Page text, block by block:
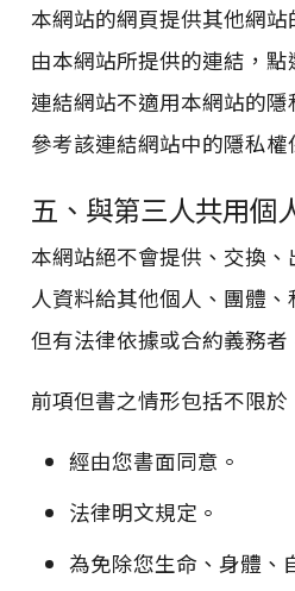
本網站的網頁提供其他網
由本網站所提供的連結，
連結網站不適用本網站的
參考該連結網站中的隱私權
五、與第三人共用個
本網站絕不會提供、交換
人資料給其他個人、團體、
但有法律依據或合約義務者
前項但書之情形包括不限於
經由您書面同意。
法律明文規定。
為免除您生命、身體、